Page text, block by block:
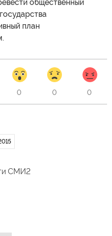
общественный
план
0 0 0
СМИ2